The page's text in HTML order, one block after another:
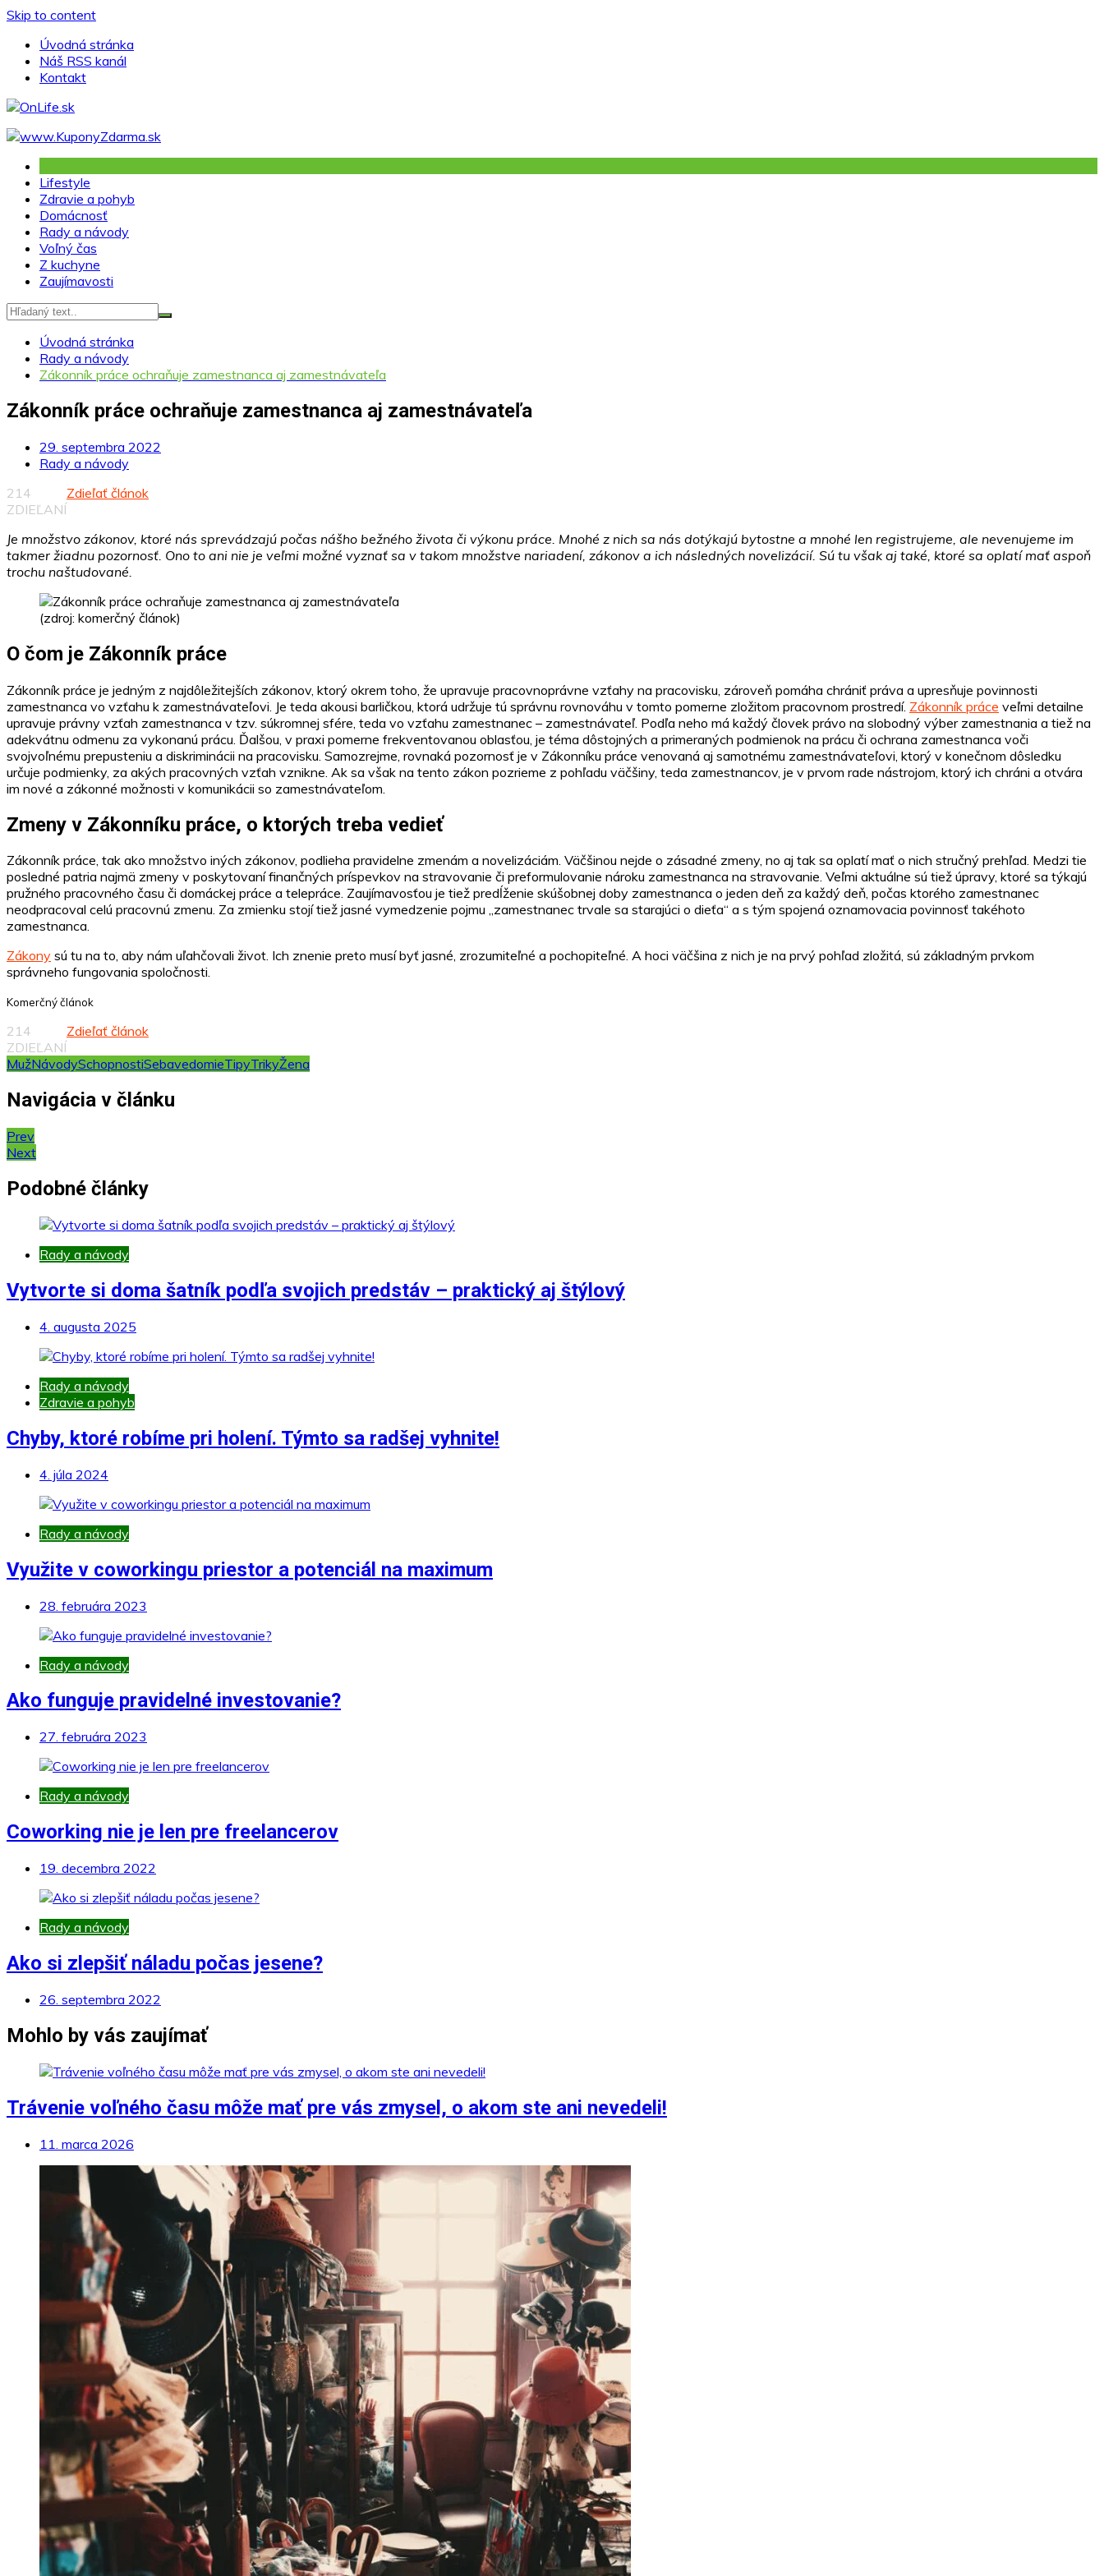
Skip to content
Úvodná stránka
Náš RSS kanál
Kontakt
Lifestyle
Zdravie a pohyb
Domácnosť
Rady a návody
Voľný čas
Z kuchyne
Zaujímavosti
Úvodná stránka
Rady a návody
Zákonník práce ochraňuje zamestnanca aj zamestnávateľa
Zákonník práce ochraňuje zamestnanca aj zamestnávateľa
29. septembra 2022
Rady a návody
214
ZDIEĽANÍ
Zdieľať článok
Je množstvo zákonov, ktoré nás sprevádzajú počas nášho bežného života či výkonu práce. Mnohé z nich sa nás dotýkajú bytostne a mnohé len registrujeme, ale nevenujeme im
takmer žiadnu pozornosť. Ono to ani nie je veľmi možné vyznať sa v takom množstve nariadení, zákonov a ich následných novelizácií. Sú tu však aj také, ktoré sa oplatí mať aspoň
trochu naštudované.
(zdroj: komerčný článok)
O čom je Zákonník práce
Zákonník práce je jedným z najdôležitejších zákonov, ktorý okrem toho, že upravuje pracovnoprávne vzťahy na pracovisku, zároveň pomáha chrániť práva a upresňuje povinnosti
zamestnanca vo vzťahu k zamestnávateľovi. Je teda akousi barličkou, ktorá udržuje tú správnu rovnováhu v tomto pomerne zložitom pracovnom prostredí. Zákonník práce veľmi detailne
upravuje právny vzťah zamestnanca v tzv. súkromnej sfére, teda vo vzťahu zamestnanec – zamestnávateľ. Podľa neho má každý človek právo na slobodný výber zamestnania a tiež na
adekvátnu odmenu za vykonanú prácu. Ďalšou, v praxi pomerne frekventovanou oblasťou, je téma dôstojných a primeraných podmienok na prácu či ochrana zamestnanca voči
svojvoľnému prepusteniu a diskriminácii na pracovisku. Samozrejme, rovnaká pozornosť je v Zákonníku práce venovaná aj samotnému zamestnávateľovi, ktorý v konečnom dôsledku
určuje podmienky, za akých pracovných vzťah vznikne. Ak sa však na tento zákon pozrieme z pohľadu väčšiny, teda zamestnancov, je v prvom rade nástrojom, ktorý ich chráni a otvára
im nové a zákonné možnosti v komunikácii so zamestnávateľom.
Zmeny v Zákonníku práce, o ktorých treba vedieť
Zákonník práce, tak ako množstvo iných zákonov, podlieha pravidelne zmenám a novelizáciám. Väčšinou nejde o zásadné zmeny, no aj tak sa oplatí mať o nich stručný prehľad. Medzi tie
posledné patria najmä zmeny v poskytovaní finančných príspevkov na stravovanie či preformulovanie nároku zamestnanca na stravovanie. Veľmi aktuálne sú tiež úpravy, ktoré sa týkajú
pružného pracovného času či domáckej práce a telepráce. Zaujímavosťou je tiež predĺženie skúšobnej doby zamestnanca o jeden deň za každý deň, počas ktorého zamestnanec
neodpracoval celú pracovnú zmenu. Za zmienku stojí tiež jasné vymedzenie pojmu „zamestnanec trvale sa starajúci o dieťa“ a s tým spojená oznamovacia povinnosť takéhoto
zamestnanca.
Zákony sú tu na to, aby nám uľahčovali život. Ich znenie preto musí byť jasné, zrozumiteľné a pochopiteľné. A hoci väčšina z nich je na prvý pohľad zložitá, sú základným prvkom
správneho fungovania spoločnosti.
Komerčný článok
214
ZDIEĽANÍ
Zdieľať článok
MužNávodySchopnostiSebavedomieTipyTrikyŽena
Navigácia v článku
Prev
Next
Podobné články
Rady a návody
Vytvorte si doma šatník podľa svojich predstáv – praktický aj štýlový
4. augusta 2025
Rady a návody
Zdravie a pohyb
Chyby, ktoré robíme pri holení. Týmto sa radšej vyhnite!
4. júla 2024
Rady a návody
Využite v coworkingu priestor a potenciál na maximum
28. februára 2023
Rady a návody
Ako funguje pravidelné investovanie?
27. februára 2023
Rady a návody
Coworking nie je len pre freelancerov
19. decembra 2022
Rady a návody
Ako si zlepšiť náladu počas jesene?
26. septembra 2022
Mohlo by vás zaujímať
Trávenie voľného času môže mať pre vás zmysel, o akom ste ani nevedeli!
11. marca 2026